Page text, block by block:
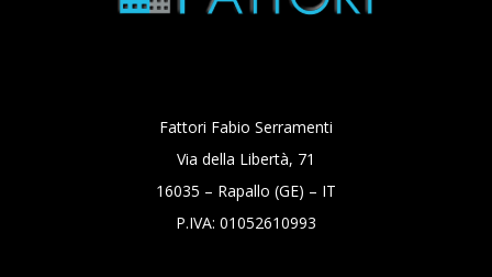
Fattori Fabio Serramenti
Via della Libertà, 71
16035 – Rapallo (GE) – IT
P.IVA: 01052610993